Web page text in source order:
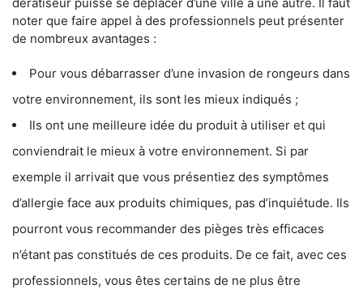
noter que faire appel à des professionnels peut présenter
de nombreux avantages :
Pour vous débarrasser d’une invasion de rongeurs dans
votre environnement, ils sont les mieux indiqués ;
Ils ont une meilleure idée du produit à utiliser et qui
conviendrait le mieux à votre environnement. Si par
exemple il arrivait que vous présentiez des symptômes
d’allergie face aux produits chimiques, pas d’inquiétude. Ils
pourront vous recommander des pièges très efficaces
n’étant pas constitués de ces produits. De ce fait, avec ces
professionnels, vous êtes certains de ne plus être